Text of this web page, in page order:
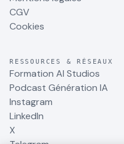
CGV
Cookies
RESSOURCES & RÉSEAUX
Formation AI Studios
Podcast Génération IA
Instagram
LinkedIn
X